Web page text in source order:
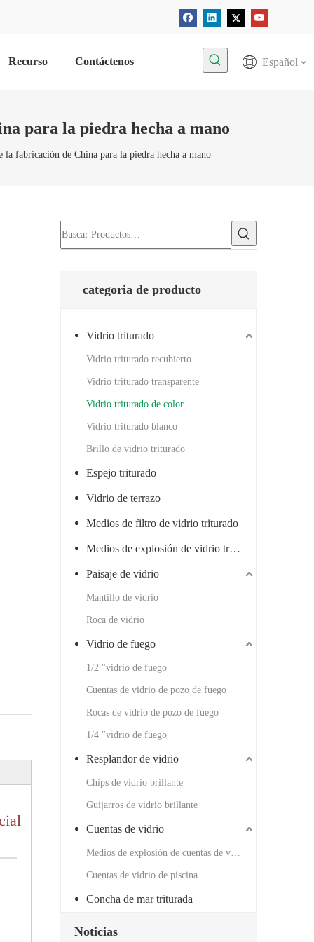
Recurso Contáctenos Español
para la piedra hecha a mano
fabricación de China para la piedra hecha a mano
categoria de producto
Vidrio triturado
Vidrio triturado recubierto
Vidrio triturado transparente
Vidrio triturado de color
Vidrio triturado blanco
Brillo de vidrio triturado
Espejo triturado
Vidrio de terrazo
Medios de filtro de vidrio triturado
Medios de explosión de vidrio triturado
Paisaje de vidrio
Mantillo de vidrio
Roca de vidrio
Vidrio de fuego
1/2 "vidrio de fuego
Cuentas de vidrio de pozo de fuego
Rocas de vidrio de pozo de fuego
1/4 "vidrio de fuego
Resplandor de vidrio
Chips de vidrio brillante
Guijarros de vidrio brillante
Cuentas de vidrio
Medios de explosión de cuentas de vidrio
Cuentas de vidrio de piscina
Concha de mar triturada
Noticias